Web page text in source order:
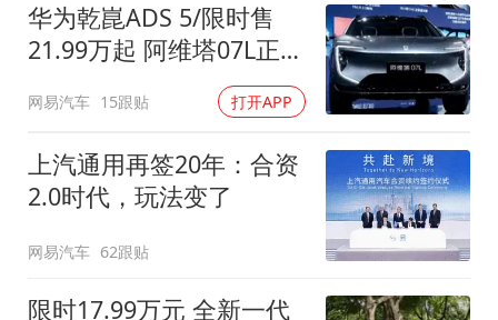
华为乾崑ADS 5/限时售
21.99万起 阿维塔07L正式
网易汽车 15跟贴 打开APP
上汽通用再签20年：合资
2.0时代，玩法变了
网易汽车 62跟贴
限时17.99万元 全新一代